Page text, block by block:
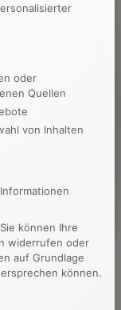
oder
Quellen
von Inhalten
können Ihre
widerrufen oder
auf Grundlage
können.